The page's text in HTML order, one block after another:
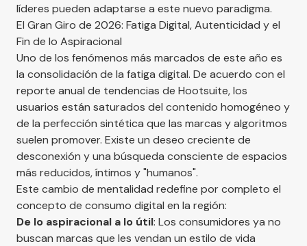
líderes pueden adaptarse a este nuevo paradigma.
El Gran Giro de 2026: Fatiga Digital, Autenticidad y el
Fin de lo Aspiracional
Uno de los fenómenos más marcados de este año es
la consolidación de la fatiga digital. De acuerdo con el
reporte anual de tendencias de Hootsuite, los
usuarios están saturados del contenido homogéneo y
de la perfección sintética que las marcas y algoritmos
suelen promover. Existe un deseo creciente de
desconexión y una búsqueda consciente de espacios
más reducidos, íntimos y "humanos".
Este cambio de mentalidad redefine por completo el
concepto de consumo digital en la región:
De lo aspiracional a lo útil: Los consumidores ya no
buscan marcas que les vendan un estilo de vida